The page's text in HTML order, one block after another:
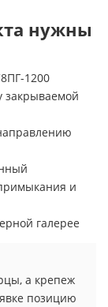
нужны
1200
закрываемой
и
галерее
а крепеж
позицию